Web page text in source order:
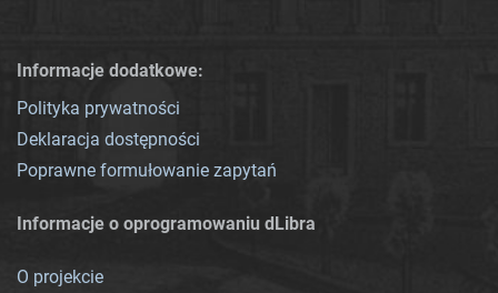
Informacje dodatkowe:
Polityka prywatności
Deklaracja dostępności
Poprawne formułowanie zapytań
Informacje o oprogramowaniu dLibra
O projekcie